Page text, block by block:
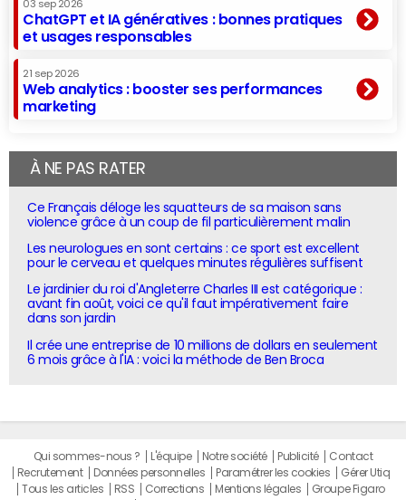
03 sep 2026
ChatGPT et IA génératives : bonnes pratiques
et usages responsables
21 sep 2026
Web analytics : booster ses performances
marketing
À NE PAS RATER
Ce Français déloge les squatteurs de sa maison sans
violence grâce à un coup de fil particulièrement malin
Les neurologues en sont certains : ce sport est excellent
pour le cerveau et quelques minutes régulières suffisent
Le jardinier du roi d'Angleterre Charles III est catégorique :
avant fin août, voici ce qu'il faut impérativement faire
dans son jardin
Il crée une entreprise de 10 millions de dollars en seulement
6 mois grâce à l'IA : voici la méthode de Ben Broca
Qui sommes-nous ? L'équipe Notre société Publicité
Contact
Recrutement
Données personnelles Paramétrer les cookies
Gérer Utiq
Tous les articles
RSS Corrections Mentions légales
Groupe Figaro